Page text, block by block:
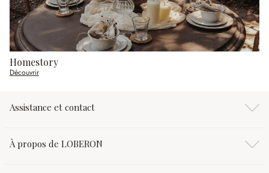
Homestory
Découvrir
Assistance et contact
À propos de LOBERON